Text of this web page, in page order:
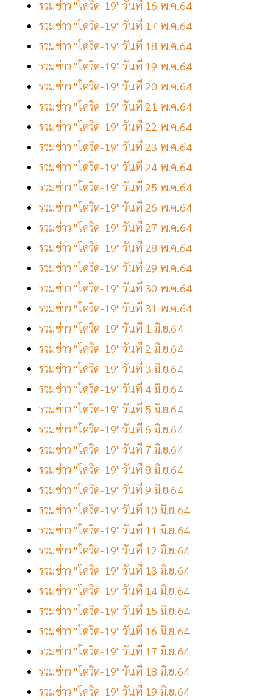
รวมข่าว "โควิด-19" วันที่ 16 พ.ค.64
รวมข่าว "โควิด-19" วันที่ 17 พ.ค.64
รวมข่าว "โควิด-19" วันที่ 18 พ.ค.64
รวมข่าว "โควิด-19" วันที่ 19 พ.ค.64
รวมข่าว "โควิด-19" วันที่ 20 พ.ค.64
รวมข่าว "โควิด-19" วันที่ 21 พ.ค.64
รวมข่าว "โควิด-19" วันที่ 22 พ.ค.64
รวมข่าว "โควิด-19" วันที่ 23 พ.ค.64
รวมข่าว "โควิด-19" วันที่ 24 พ.ค.64
รวมข่าว "โควิด-19" วันที่ 25 พ.ค.64
รวมข่าว "โควิด-19" วันที่ 26 พ.ค.64
รวมข่าว "โควิด-19" วันที่ 27 พ.ค.64
รวมข่าว "โควิด-19" วันที่ 28 พ.ค.64
รวมข่าว "โควิด-19" วันที่ 29 พ.ค.64
รวมข่าว "โควิด-19" วันที่ 30 พ.ค.64
รวมข่าว "โควิด-19" วันที่ 31 พ.ค.64
รวมข่าว "โควิด-19" วันที่ 1 มิ.ย.64
รวมข่าว "โควิด-19" วันที่ 2 มิ.ย.64
รวมข่าว "โควิด-19" วันที่ 3 มิ.ย.64
รวมข่าว "โควิด-19" วันที่ 4 มิ.ย.64
รวมข่าว "โควิด-19" วันที่ 5 มิ.ย.64
รวมข่าว "โควิด-19" วันที่ 6 มิ.ย.64
รวมข่าว "โควิด-19" วันที่ 7 มิ.ย.64
รวมข่าว "โควิด-19" วันที่ 8 มิ.ย.64
รวมข่าว "โควิด-19" วันที่ 9 มิ.ย.64
รวมข่าว "โควิด-19" วันที่ 10 มิ.ย.64
รวมข่าว "โควิด-19" วันที่ 11 มิ.ย.64
รวมข่าว "โควิด-19" วันที่ 12 มิ.ย.64
รวมข่าว "โควิด-19" วันที่ 13 มิ.ย.64
รวมข่าว "โควิด-19" วันที่ 14 มิ.ย.64
รวมข่าว "โควิด-19" วันที่ 15 มิ.ย.64
รวมข่าว "โควิด-19" วันที่ 16 มิ.ย.64
รวมข่าว "โควิด-19" วันที่ 17 มิ.ย.64
รวมข่าว "โควิด-19" วันที่ 18 มิ.ย.64
รวมข่าว "โควิด-19" วันที่ 19 มิ.ย.64